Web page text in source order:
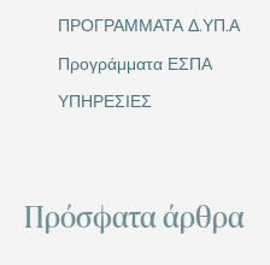
ΠΡΟΓΡΑΜΜΑΤΑ Δ.ΥΠ.Α
Προγράμματα ΕΣΠΑ
ΥΠΗΡΕΣΙΕΣ
Πρόσφατα άρθρα